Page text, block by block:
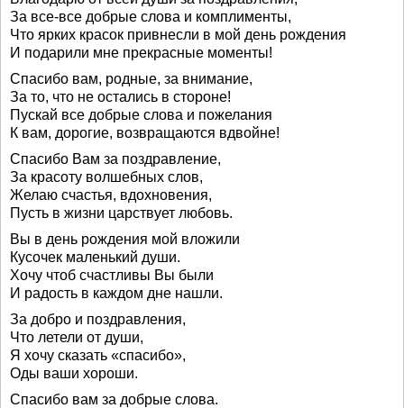
За все-все добрые слова и комплименты,
Что ярких красок привнесли в мой день рождения
И подарили мне прекрасные моменты!
Спасибо вам, родные, за внимание,
За то, что не остались в стороне!
Пускай все добрые слова и пожелания
К вам, дорогие, возвращаются вдвойне!
Спасибо Вам за поздравление,
За красоту волшебных слов,
Желаю счастья, вдохновения,
Пусть в жизни царствует любовь.
Вы в день рождения мой вложили
Кусочек маленький души.
Хочу чтоб счастливы Вы были
И радость в каждом дне нашли.
За добро и поздравления,
Что летели от души,
Я хочу сказать «спасибо»,
Оды ваши хороши.
Спасибо вам за добрые слова.